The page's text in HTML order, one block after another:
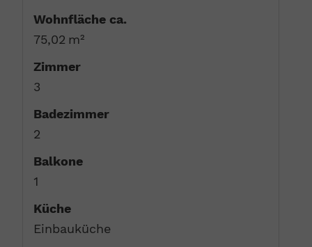
Wohnfläche ca.
75,02 m²
Zimmer
3
Badezimmer
2
Balkone
1
Küche
Einbauküche